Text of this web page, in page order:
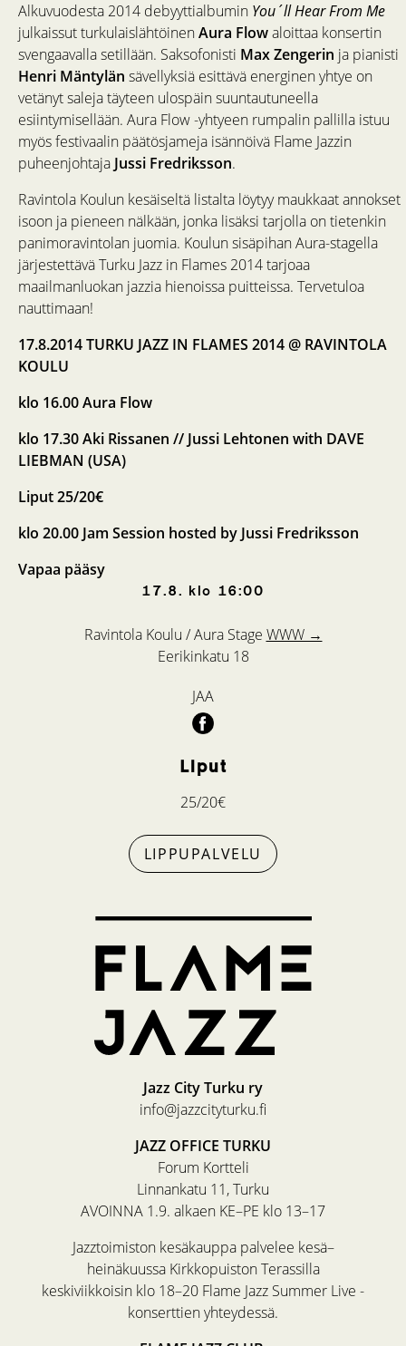
17.8. klo 16:00
Ravintola Koulu / Aura Stage WWW →
Eerikinkatu 18
JAA
Liput
25/20€
LIPPUPALVELU
Alkuvuodesta 2014 debyyttialbumin You´ll Hear From Me
julkaissut turkulaislähtöinenAura Flowaloittaa konsertin
svengaavalla setillään. Saksofonisti Max Zengerin ja pianisti
Henri Mäntylän sävellyksiä esittävä energinen yhtye on
vetänyt saleja täyteen ulospäin suuntautuneella
esiintymisellään. Aura Flow -yhtyeen rumpalin pallilla istuu
myös festivaalin päätösjameja isännöivä Flame Jazzin
puheenjohtaja Jussi Fredriksson.
Ravintola Koulun kesäiseltä listalta löytyy maukkaat annokset
isoon ja pieneen nälkään, jonka lisäksi tarjolla on tietenkin
panimoravintolan juomia. Koulun sisäpihan Aura-stagella
järjestettävä Turku Jazz in Flames 2014 tarjoaa
maailmanluokan jazzia hienoissa puitteissa. Tervetuloa
nauttimaan!
17.8.2014 TURKU JAZZ IN FLAMES 2014 @ RAVINTOLA
KOULU
klo 16.00 Aura Flow
klo 17.30 Aki Rissanen // Jussi Lehtonen with DAVE
LIEBMAN (USA)
Liput 25/20€
klo 20.00 Jam Session hosted by Jussi Fredriksson
Vapaa pääsy
Jazz City Turku ry
info@jazzcityturku.fi
JAZZ OFFICE TURKU
Forum Kortteli
Linnankatu 11, Turku
AVOINNA 1.9. alkaen KE–PE klo 13–17
Jazztoimiston kesäkauppa palvelee kesä–
heinäkuussa Kirkkopuiston Terassilla
keskiviikkoisin klo 18–20 Flame Jazz Summer Live -
konserttien yhteydessä.